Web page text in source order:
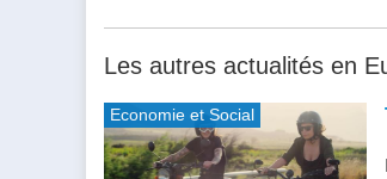
Les autres actualités en
Economie et Social